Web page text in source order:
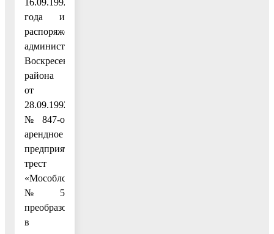
года и
распоряжением
администрации
Воскресенского
района
от
28.09.1992
№ 847-о
арендное
предприятие
трест
«Мособлстрой»
№ 5
преобразовано
в